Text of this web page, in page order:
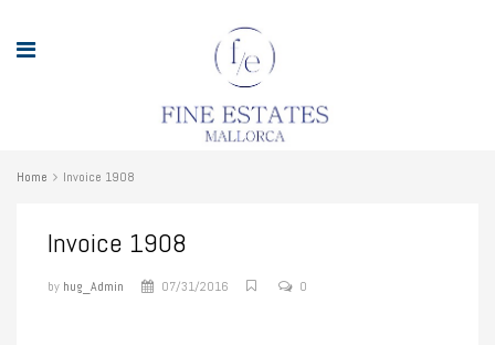
Home Invoice 1908
Invoice 1908
by hug_Admin 07/31/2016 0